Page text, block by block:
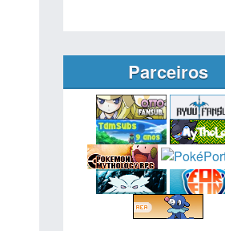
Parceiros